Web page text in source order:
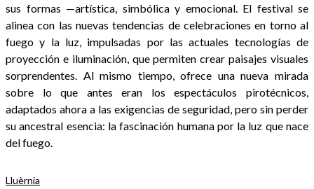
sus formas —artística, simbólica y emocional. El festival se
alinea con las nuevas tendencias de celebraciones en torno al
fuego y la luz, impulsadas por las actuales tecnologías de
proyección e iluminación, que permiten crear paisajes visuales
sorprendentes. Al mismo tiempo, ofrece una nueva mirada
sobre lo que antes eran los espectáculos pirotécnicos,
adaptados ahora a las exigencias de seguridad, pero sin perder
su ancestral esencia: la fascinación humana por la luz que nace
del fuego.
Lluèrnia